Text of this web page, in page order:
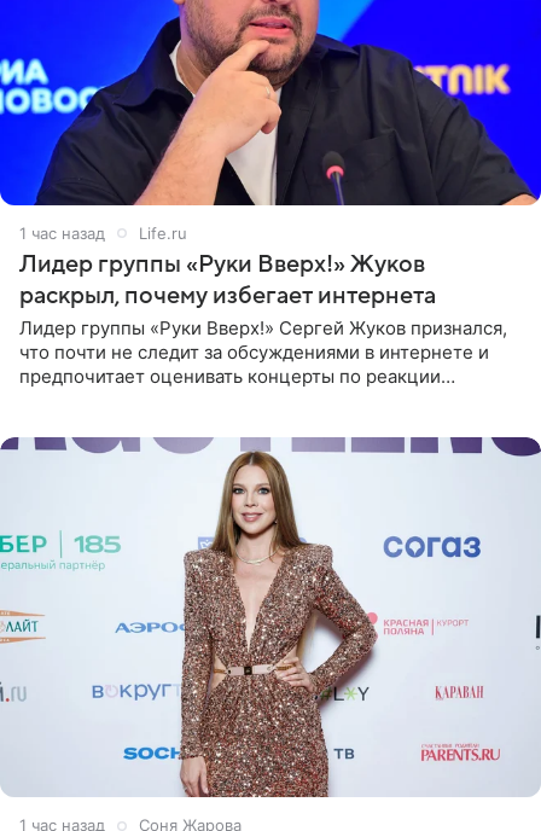
1 час назад Life.ru
Лидер группы «Руки Вверх!» Жуков
раскрыл, почему избегает интернета
Лидер группы «Руки Вверх!» Сергей Жуков признался,
что почти не следит за обсуждениями в интернете и
предпочитает оценивать концерты по реакции
1 час назад Соня Жарова